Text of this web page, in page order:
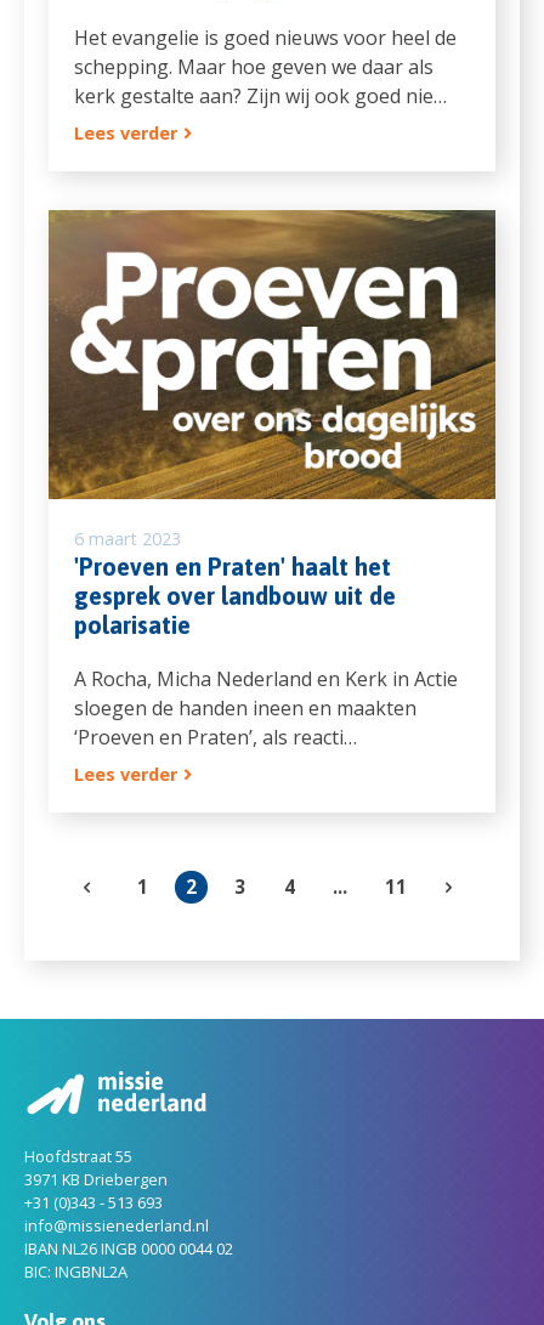
Het evangelie is goed nieuws voor heel de
schepping. Maar hoe geven we daar als
kerk gestalte aan? Zijn wij ook goed nie…
Lees verder
6 maart 2023
'Proeven en Praten' haalt het
gesprek over landbouw uit de
polarisatie
A Rocha, Micha Nederland en Kerk in Actie
sloegen de handen ineen en maakten
‘Proeven en Praten’, als reacti…
Lees verder
1 2 3 4 ... 11
Hoofdstraat 55
3971 KB Driebergen
+31 (0)343 - 513 693
info@missienederland.nl
IBAN NL26 INGB 0000 0044 02
BIC: INGBNL2A